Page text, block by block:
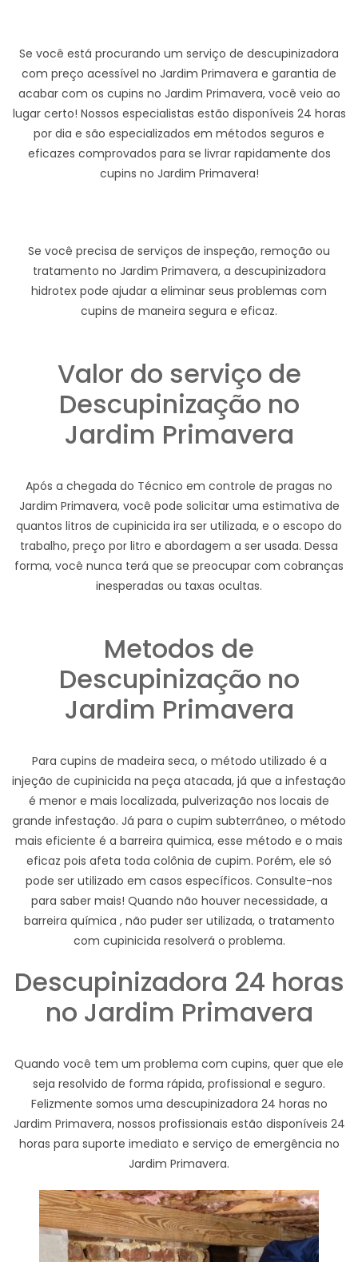
Se você está procurando um serviço de descupinizadora
com preço acessível no Jardim Primavera e garantia de
acabar com os cupins no Jardim Primavera, você veio ao
lugar certo! Nossos especialistas estão disponíveis 24 horas
por dia e são especializados em métodos seguros e
eficazes comprovados para se livrar rapidamente dos
cupins no Jardim Primavera!
Se você precisa de serviços de inspeção, remoção ou
tratamento no Jardim Primavera, a descupinizadora
hidrotex pode ajudar a eliminar seus problemas com
cupins de maneira segura e eficaz.
Valor do serviço de
Descupinização no
Jardim Primavera
Após a chegada do Técnico em controle de pragas no
Jardim Primavera, você pode solicitar uma estimativa de
quantos litros de cupinicida ira ser utilizada, e o escopo do
trabalho, preço por litro e abordagem a ser usada. Dessa
forma, você nunca terá que se preocupar com cobranças
inesperadas ou taxas ocultas.
Metodos de
Descupinização no
Jardim Primavera
Para cupins de madeira seca, o método utilizado é a
injeção de cupinicida na peça atacada, já que a infestação
é menor e mais localizada, pulverização nos locais de
grande infestação. Já para o cupim subterrâneo, o método
mais eficiente é a barreira quimica, esse método e o mais
eficaz pois afeta toda colônia de cupim. Porém, ele só
pode ser utilizado em casos específicos. Consulte-nos
para saber mais! Quando não houver necessidade, a
barreira química , não puder ser utilizada, o tratamento
com cupinicida resolverá o problema.
Descupinizadora 24 horas
no Jardim Primavera
Quando você tem um problema com cupins, quer que ele
seja resolvido de forma rápida, profissional e seguro.
Felizmente somos uma descupinizadora 24 horas no
Jardim Primavera, nossos profissionais estão disponíveis 24
horas para suporte imediato e serviço de emergência no
Jardim Primavera.